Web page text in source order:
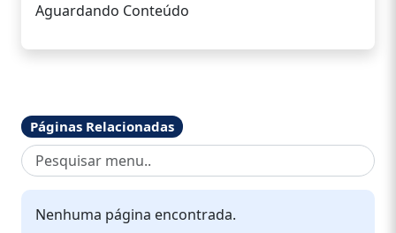
Aguardando Conteúdo
Páginas Relacionadas
Nenhuma página encontrada.